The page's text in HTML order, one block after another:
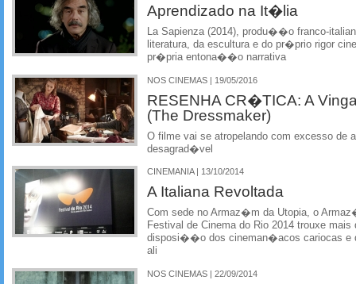
Aprendizado na It�lia
La Sapienza (2014), produ��o franco-
literatura, da escultura e do pr�prio rigor
pr�pria entona��o narrativa
NOS CINEMAS | 19/05/2016
RESENHA CR�TICA: A
(The Dressmaker)
O filme vai se atropelando com excesso de
desagrad�vel
CINEMANIA | 13/10/2014
A Italiana Revoltada
Com sede no Armaz�m da Utopia, o
Festival de Cinema do Rio 2014 trouxe
disposi��o dos cineman�acos cariocas e
ali
NOS CINEMAS | 22/09/2014